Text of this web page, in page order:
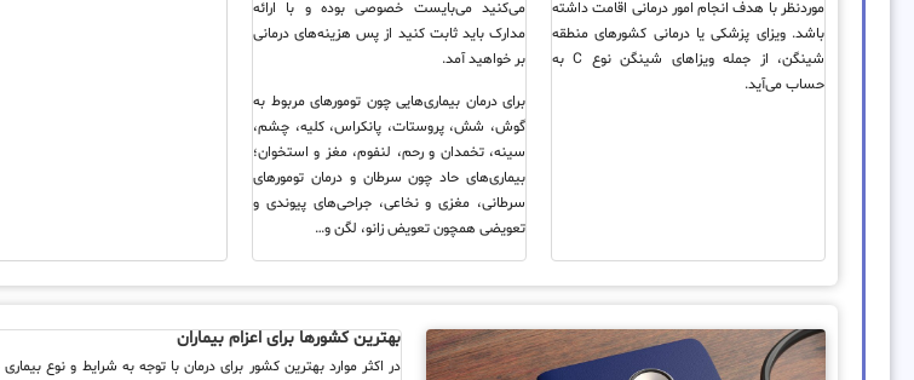
موردنظر با هدف انجام امور درمانی اقامت داشته
باشد. ویزای پزشکی یا درمانی کشورهای منطقه
شینگن، از جمله ویزاهای شینگن نوع C به
حساب می‌آید.
می‌کنید می‌بایست خصوصی بوده و با ارائه
مدارک باید ثابت کنید از پس هزینه‌های درمانی
بر خواهید آمد.
برای درمان بیماری‌هایی چون تومورهای مربوط به
گوش، شش، پروستات، پانکراس، کلیه، چشم،
سینه، تخمدان و رحم، لنفوم، مغز و استخوان؛
بیماری‌های حاد چون سرطان و درمان تومورهای
سرطانی، مغزی و نخاعی، جراحی‌های پیوندی و
تعویضی همچون تعویض زانو، لگن و…
بهترین کشورها برای اعزام بیماران
در اکثر موارد بهترین کشور برای درمان با توجه به شرایط و نوع